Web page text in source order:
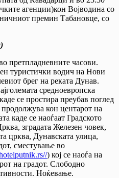
агенции)кон Војводина со
премин Табановце, со
претпладневните часови.
туристички водич на Нови
брег на реката Дунав.
средноевропска
се простира преубав поглед
кон центарот на
каде се наоѓаат Градското
зградата Железен човек,
црква, Дунавската улица,
сместување во
) кој се наоѓа на
на градот. Слободно
Ноќевање.